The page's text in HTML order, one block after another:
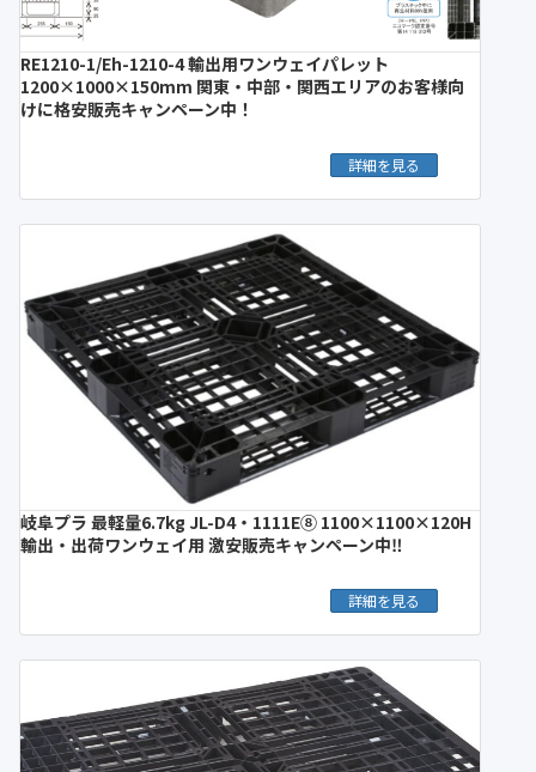
RE1210-1/Eh-1210-4 輸出用ワンウェイパレット
1200×1000×150mm 関東・中部・関西エリアのお客様向
けに格安販売キャンペーン中！
詳細を見る
岐阜プラ 最軽量6.7kg JL-D4・1111E⑧ 1100×1100×120H
輸出・出荷ワンウェイ用 激安販売キャンペーン中‼︎
詳細を見る